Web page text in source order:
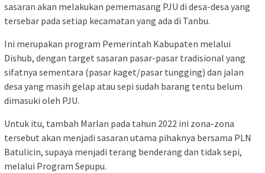
sasaran akan melakukan pememasang PJU di desa-desa yang
tersebar pada setiap kecamatan yang ada di Tanbu.
Ini merupakan program Pemerintah Kabupaten melalui
Dishub, dengan target sasaran pasar-pasar tradisional yang
sifatnya sementara (pasar kaget/pasar tungging) dan jalan
desa yang masih gelap atau sepi sudah barang tentu belum
dimasuki oleh PJU.
Untuk itu, tambah Marlan pada tahun 2022 ini zona-zona
tersebut akan menjadi sasaran utama pihaknya bersama PLN
Batulicin, supaya menjadi terang benderang dan tidak sepi,
melalui Program Sepupu.